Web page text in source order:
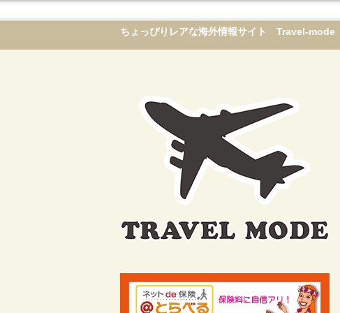
ちょっぴりレアな海外情報サイト Travel-mode